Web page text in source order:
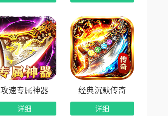
攻速专属神器
详细
经典沉默传奇
详细